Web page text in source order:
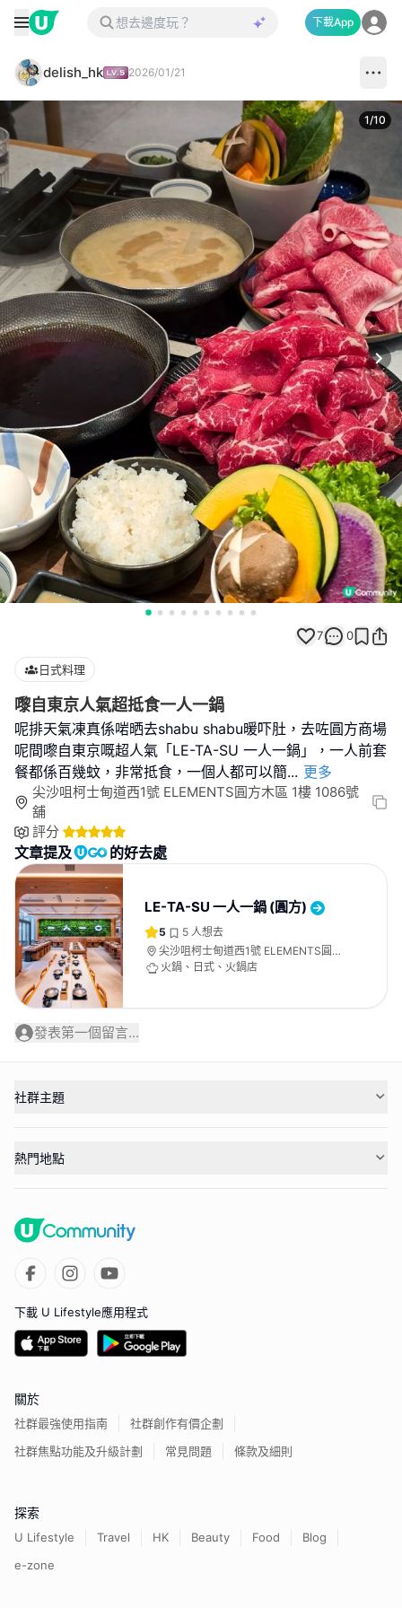
下載App
delish_hk 2026/01/21
1/10
7 0
日式料理
嚟自東京人氣超抵食一人一鍋
呢排天氣凍真係啱晒去shabu shabu暖吓肚，去咗圓方商場
呢間嚟自東京嘅超人氣「LE-TA-SU 一人一鍋」，一人前套
餐都係百幾蚊，非常抵食，一個人都可以簡... 更多
尖沙咀柯士甸道西1號 ELEMENTS圓方木區 1樓 1086號
舖
評分
文章提及 的好去處
LE-TA-SU 一人一鍋 (圓方)
5 5 人想去
尖沙咀柯士甸道西1號 ELEMENTS圓方
木區 1樓 1086號舖
火鍋、日式、火鍋店
發表第一個留言...
社群主題
熱門地點
下載 U Lifestyle應用程式
關於
社群最強使用指南
社群創作有價企劃
社群焦點功能及升級計劃
常見問題 條款及細則
探索
U Lifestyle Travel HK Beauty Food
Blog
e-zone